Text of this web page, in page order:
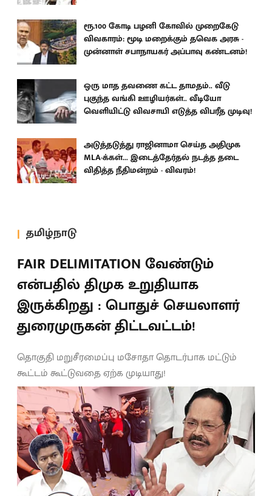
ரூ.100 கோடி பழனி கோவில் முறைகேடு
விவகாரம்: மூடி மறைக்கும் தவெக அரசு -
முன்னாள் சபாநாயகர் அப்பாவு கண்டனம்!
ஒரு மாத தவணை கட்ட தாமதம்.. வீடு
புகுந்த வங்கி ஊழியர்கள்.. வீடியோ
வெளியிட்டு விவசாயி எடுத்த விபரீத முடிவு!
அடுத்தடுத்து ராஜினாமா செய்த அதிமுக
MLA-க்கள்... இடைத்தேர்தல் நடத்த தடை
விதித்த நீதிமன்றம் - விவரம்!
தமிழ்நாடு
FAIR DELIMITATION வேண்டும்
என்பதில் திமுக உறுதியாக
இருக்கிறது : பொதுச் செயலாளர்
துரைமுருகன் திட்டவட்டம்!
தொகுதி மறுசீரமைப்பு மசோதா தொடர்பாக மட்டும்
கூட்டம் கூட்டுவதை ஏற்க முடியாது!